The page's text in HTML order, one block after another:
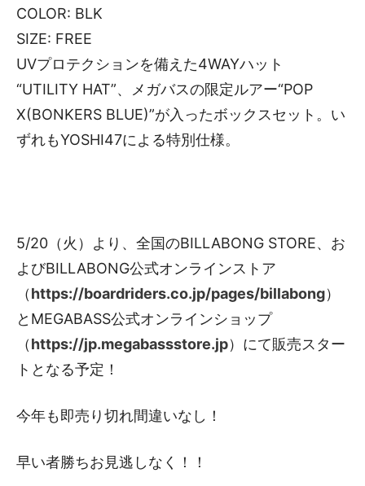
COLOR: BLK
SIZE: FREE
UVプロテクションを備えた4WAYハット
“UTILITY HAT”、メガバスの限定ルアー“POP
X(BONKERS BLUE)”が入ったボックスセット。い
ずれもYOSHI47による特別仕様。
5/20（火）より、全国のBILLABONG STORE、お
よびBILLABONG公式オンラインストア
（https://boardriders.co.jp/pages/billabong）
とMEGABASS公式オンラインショップ
（https://jp.megabassstore.jp）にて販売スター
トとなる予定！
今年も即売り切れ間違いなし！
早い者勝ちお見逃しなく！！